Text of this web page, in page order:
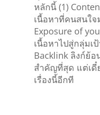
หลักนี้ (1)
เนื้อหาที่คนสนใจ
Exposure of
เนื้อหาไปสู่กลุ่มเ
Backlink ลิงก์ย้
สำคัญที่สุด แต่เดี๋
เรื่องนี้อีกที